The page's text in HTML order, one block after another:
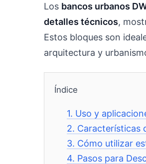
Los bancos urbanos
detalles técnicos,
Estos bloques son
arquitectura y
Índice
1. Uso y
2. Características
3. Cómo utilizar
4. Pasos para